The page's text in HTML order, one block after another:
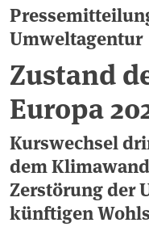
Umweltagentur
Zustand
Europa
Kurswechsel
dem
Zerstörung der
künftigen